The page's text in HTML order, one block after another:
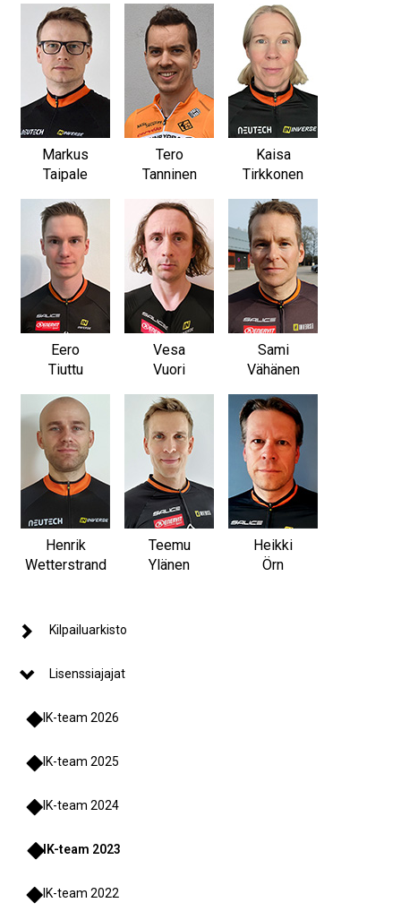
Markus
Taipale
Tero
Tanninen
Kaisa
Tirkkonen
Eero
Tiuttu
Vesa
Vuori
Sami
Vähänen
Henrik
Wetterstrand
Teemu
Ylänen
Heikki
Örn
Kilpailuarkisto
Lisenssiajajat
IK-team 2026
IK-team 2025
IK-team 2024
IK-team 2023
IK-team 2022